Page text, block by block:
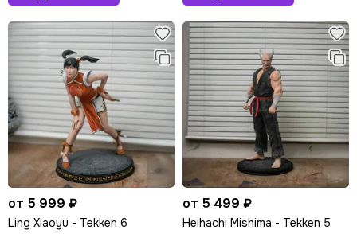
от 5 999 ₽
Ling Xiaoyu - Tekken 6
от 5 499 ₽
Heihachi Mishima - Tekken 5